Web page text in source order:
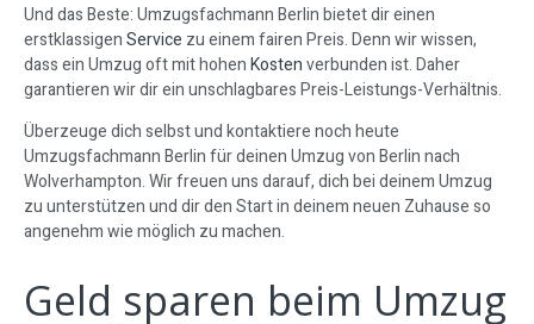
Und das Beste: Umzugsfachmann Berlin bietet dir einen
erstklassigenService zu einem fairen Preis. Denn wir wissen,
dass ein Umzug oft mit hohenKostenverbunden ist. Daher
garantieren wir dir ein unschlagbares Preis-Leistungs-Verhältnis.
Überzeuge dich selbst und kontaktiere noch heute
Umzugsfachmann Berlin für deinen Umzug von Berlin nach
Wolverhampton. Wir freuen uns darauf, dich bei deinem Umzug
zu unterstützen und dir den Start in deinem neuen Zuhause so
angenehm wie möglich zu machen.
Geld sparen beim Umzug